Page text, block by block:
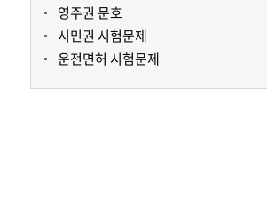
영주권 문호
시민권 시험문제
운전면허 시험문제